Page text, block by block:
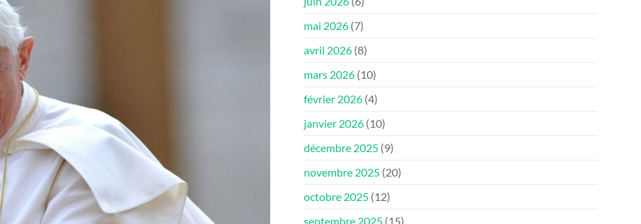
mai 2026 (7)
avril 2026 (8)
mars 2026 (10)
février 2026 (4)
janvier 2026 (10)
décembre 2025 (9)
novembre 2025 (20)
octobre 2025 (12)
septembre 2025 (15)